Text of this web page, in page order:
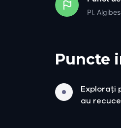
Pl.
Puncte
Explorați
au